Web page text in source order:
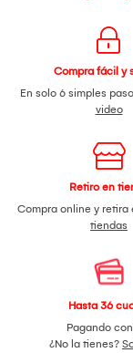
Compra fácil y
En solo 6 simples
video
Retiro en
Compra online y retira
tiendas
Hasta 36
Pagando
¿No la tienes?